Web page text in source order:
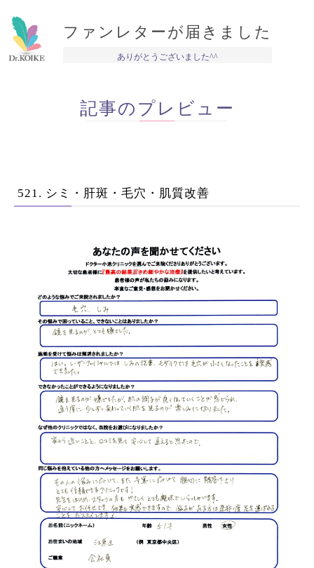
ファンレターが届きました
ありがとうございました^^
記事のプレビュー
521. シミ・肝斑・毛穴・肌質改善